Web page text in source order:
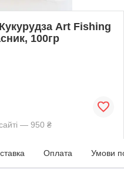
Art Fishing
100гр
— 950 ₴
Оплата Умови